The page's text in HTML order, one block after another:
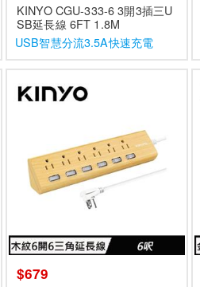
KINYO CGU-333-6 3開3插三U
SB延長線 6FT 1.8M
USB智慧分流3.5A快速充電
$679